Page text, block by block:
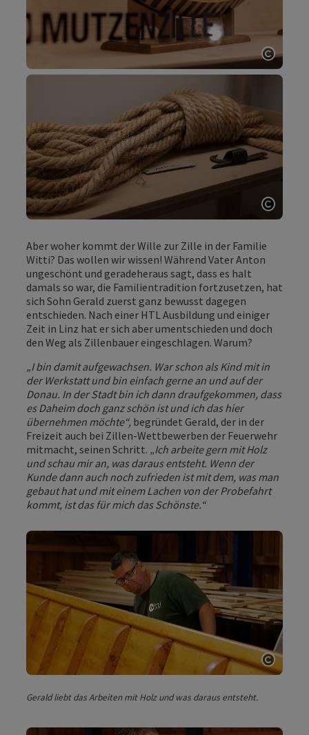
Aber woher kommt der Wille zur Zille in der Familie
Witti? Das wollen wir wissen! Während Vater Anton
ungeschönt und geradeheraus sagt, dass es halt
damals so war, die Familientradition fortzusetzen, hat
sich Sohn Gerald zuerst ganz bewusst dagegen
entschieden. Nach einer HTL Ausbildung und einiger
Zeit in Linz hat er sich aber umentschieden und doch
den Weg als Zillenbauer eingeschlagen. Warum?
„I bin damit aufgewachsen. War schon als Kind mit in
der Werkstatt und bin einfach gerne an und auf der
Donau. In der Stadt bin ich dann draufgekommen, dass
es Daheim doch ganz schön ist und ich das hier
übernehmen möchte“, begründet Gerald, der in der
Freizeit auch bei Zillen-Wettbewerben der Feuerwehr
mitmacht, seinen Schritt. „Ich arbeite gern mit Holz
und schau mir an, was daraus entsteht. Wenn der
Kunde dann auch noch zufrieden ist mit dem, was man
gebaut hat und mit einem Lachen von der Probefahrt
kommt, ist das für mich das Schönste.“
Gerald liebt das Arbeiten mit Holz und was daraus entsteht.